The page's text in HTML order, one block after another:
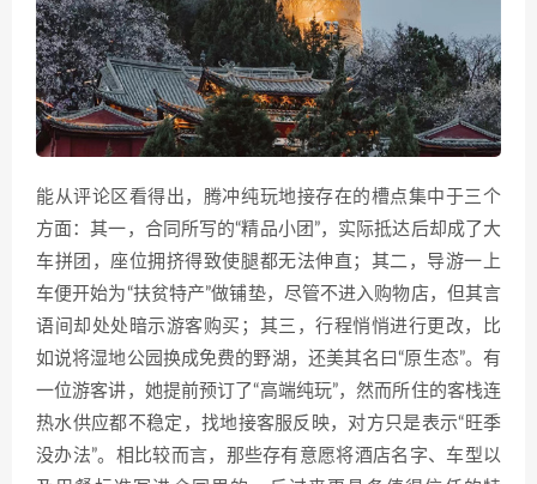
能从评论区看得出，腾冲纯玩地接存在的槽点集中于三个
方面：其一，合同所写的“精品小团”，实际抵达后却成了大
车拼团，座位拥挤得致使腿都无法伸直；其二，导游一上
车便开始为“扶贫特产”做铺垫，尽管不进入购物店，但其言
语间却处处暗示游客购买；其三，行程悄悄进行更改，比
如说将湿地公园换成免费的野湖，还美其名曰“原生态”。有
一位游客讲，她提前预订了“高端纯玩”，然而所住的客栈连
热水供应都不稳定，找地接客服反映，对方只是表示“旺季
没办法”。相比较而言，那些存有意愿将酒店名字、车型以